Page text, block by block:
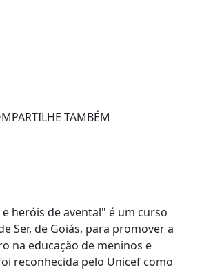
TAMBÉM
heróis de avental" é um curso
Ser, de Goiás, para promover a
na educação de meninos e
reconhecida pelo Unicef como